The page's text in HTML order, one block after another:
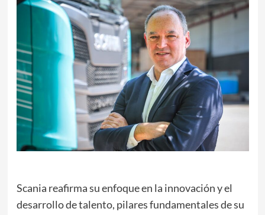
Scania reafirma su enfoque en la innovación y el
desarrollo de talento, pilares fundamentales de su